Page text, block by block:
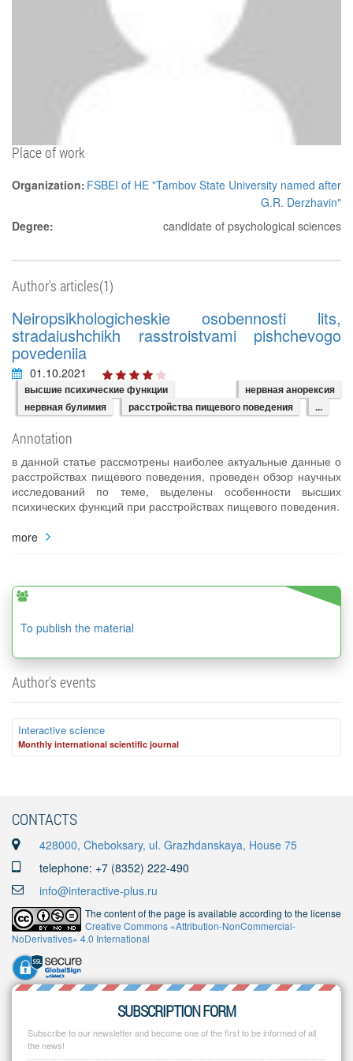
Place of work
Organization: FSBEI of HE "Tambov State University named after
G.R. Derzhavin"
Degree:
candidate of psychological sciences
Author's articles(1)
Neiropsikhologicheskie osobennosti lits,
stradaiushchikh rasstroistvami pishchevogo
povedeniia
01.10.2021
высшие психические функции
нервная анорексия
нервная булимия
расстройства пищевого поведения ...
Annotation
в данной статье рассмотрены наиболее актуальные данные о
расстройствах пищевого поведения, проведен обзор научных
исследований по теме, выделены особенности высших
психических функций при расстройствах пищевого поведения.
more
To publish the material
Author's events
Interactive science
Monthly international scientific journal
CONTACTS
428000, Cheboksary, ul. Grazhdanskaya, House 75
telephone: +7 (8352) 222-490
info@interactive-plus.ru
The content of the page is available according to the license
Creative Commons «Attribution-NonCommercial-
NoDerivatives» 4.0 International
SUBSCRIPTION FORM
Subscribe to our newsletter and become one of the first to be informed of all
the news!